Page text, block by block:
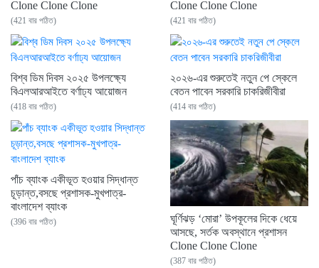
Clone Clone Clone
(421 বার পঠিত)
Clone Clone Clone
(421 বার পঠিত)
বিশ্ব ডিম দিবস ২০২৫ উপলক্ষ্যে
বিএলআরআইতে বর্ণাঢ্য আয়োজন
(418 বার পঠিত)
২০২৬-এর শুরুতেই নতুন পে স্কেলে
বেতন পাবেন সরকারি চাকরিজীবীরা
(414 বার পঠিত)
পাঁচ ব্যাংক একীভূত হওয়ার সিদ্ধান্ত
চূড়ান্ত,বসছে প্রশাসক-মুখপাত্র-
বাংলাদেশ ব্যাংক
(396 বার পঠিত)
ঘূর্ণিঝড় ‘মোরা’ উপকূলের দিকে ধেয়ে
আসছে, সর্তক অবস্থানে প্রশাসন
Clone Clone Clone
(387 বার পঠিত)